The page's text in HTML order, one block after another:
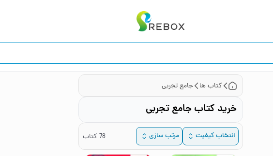
کتاب ها جامع تجربی
خرید کتاب جامع تجربی
انتخاب کیفیت مرتب سازی 78 کتاب